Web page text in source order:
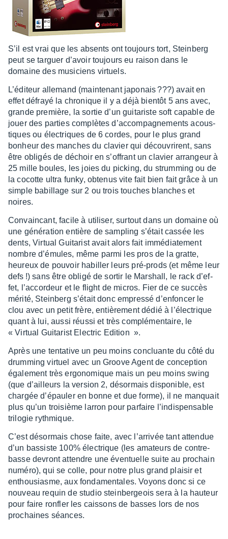
S’il est vrai que les absents ont toujours tort, Stein­berg
peut se targuer d’avoir toujours eu raison dans le
domaine des musi­ciens virtuels.
L’édi­teur alle­mand (main­te­nant japo­nais ???) avait en
effet défrayé la chro­nique il y a déjà bien­tôt 5 ans avec,
grande première, la sortie d’un guita­riste soft capable de
jouer des parties complètes d’ac­com­pa­gne­ments acous­
tiques ou élec­triques de 6 cordes, pour le plus grand
bonheur des manches du clavier qui décou­vrirent, sans
être obli­gés de déchoir en s’of­frant un clavier arran­geur à
25 mille boules, les joies du picking, du strum­ming ou de
la cocotte ultra funky, obte­nus vite fait bien fait grâce à un
simple babillage sur 2 ou trois touches blanches et
noires.
Convain­cant, facile à utili­ser, surtout dans un domaine où
une géné­ra­tion entière de sampling s’était cassée les
dents, Virtual Guita­rist avait alors fait immé­dia­te­ment
nombre d’émules, même parmi les pros de la gratte,
heureux de pouvoir habiller leurs pré-prods (et même leur
defs !) sans être obligé de sortir le Marshall, le rack d’ef­
fet, l’ac­cor­deur et le flight de micros. Fier de ce succès
mérité, Stein­berg s’était donc empressé d’en­fon­cer le
clou avec un petit frère, entiè­re­ment dédié à l’élec­trique
quant à lui, aussi réussi et très complé­men­taire, le
« Virtual Guita­rist Elec­tric Edition ».
Après une tenta­tive un peu moins concluante du côté du
drum­ming virtuel avec un Groove Agent de concep­tion
égale­ment très ergo­no­mique mais un peu moins swing
(que d’ailleurs la version 2, désor­mais dispo­nible, est
char­gée d’épau­ler en bonne et due forme), il ne manquait
plus qu’un troi­sième larron pour parfaire l’in­dis­pen­sable
trilo­gie ryth­mique.
C’est désor­mais chose faite, avec l’ar­ri­vée tant atten­due
d’un bassiste 100% élec­trique (les amateurs de contre­
basse devront attendre une éven­tuelle suite au prochain
numéro), qui se colle, pour notre plus grand plai­sir et
enthou­siasme, aux fonda­men­tales. Voyons donc si ce
nouveau requin de studio stein­ber­geois sera à la hauteur
pour faire ronfler les cais­sons de basses lors de nos
prochaines séances.